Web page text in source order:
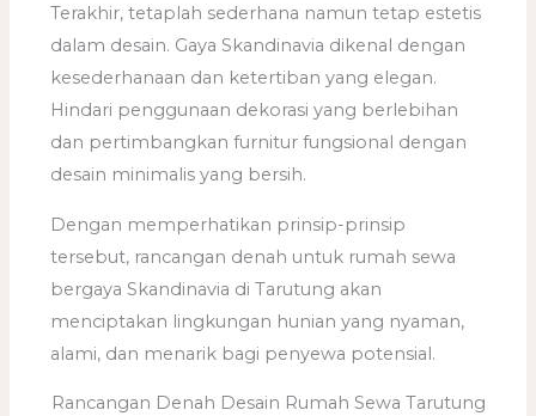
Terakhir, tetaplah sederhana namun tetap estetis
dalam desain. Gaya Skandinavia dikenal dengan
kesederhanaan dan ketertiban yang elegan.
Hindari penggunaan dekorasi yang berlebihan
dan pertimbangkan furnitur fungsional dengan
desain minimalis yang bersih.
Dengan memperhatikan prinsip-prinsip
tersebut, rancangan denah untuk rumah sewa
bergaya Skandinavia di Tarutung akan
menciptakan lingkungan hunian yang nyaman,
alami, dan menarik bagi penyewa potensial.
Rancangan Denah Desain Rumah Sewa Tarutung